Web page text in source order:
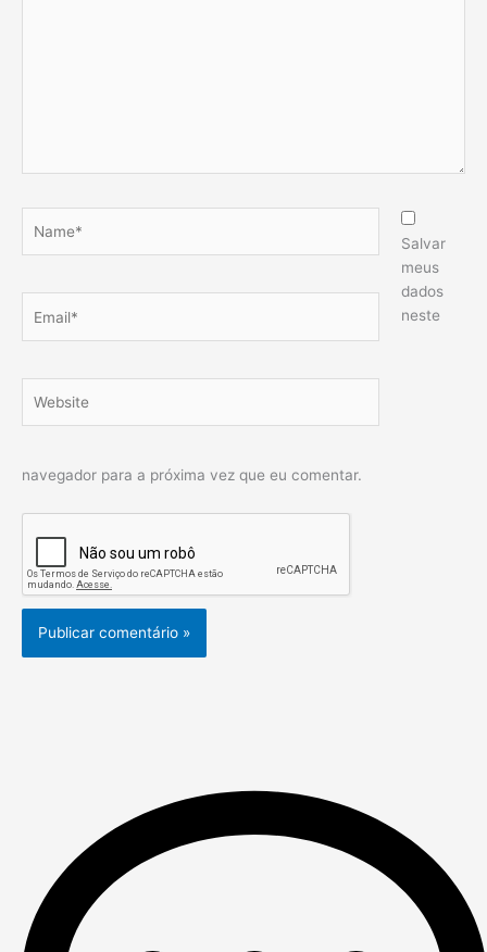
Salvar
meus
dados
neste
navegador para a próxima vez que eu comentar.